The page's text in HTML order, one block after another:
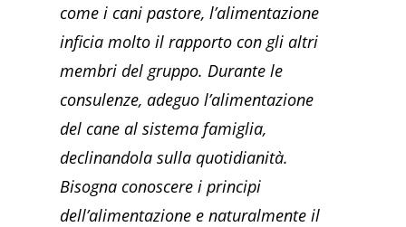
come i cani pastore, l’alimentazione
inficia molto il rapporto con gli altri
membri del gruppo. Durante le
consulenze, adeguo l’alimentazione
del cane al sistema famiglia,
declinandola sulla quotidianità.
Bisogna conoscere i principi
dell’alimentazione e naturalmente il